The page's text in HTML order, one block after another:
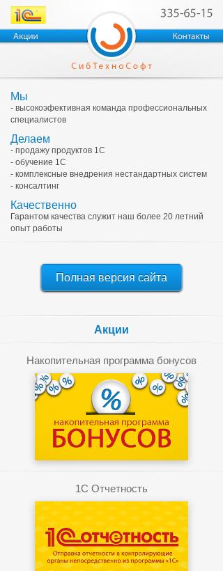
Мы
- высокоэфективная команда профессиональных
специалистов
Делаем
- продажу продуктов 1С
- обучение 1С
- комплексные внедрения нестандартных систем
- консалтинг
Качественно
Гарантом качества служит наш более 20 летний
опыт работы
Полная версия сайта
Акции
Накопительная программа бонусов
1C Отчетность